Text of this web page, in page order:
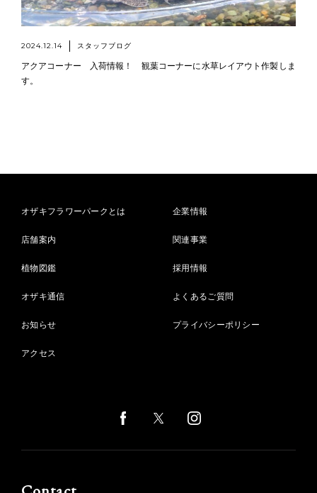
2024.12.14 スタッフブログ
アクアコーナー 入荷情報！ 観葉コーナーに水草レイアウト作製しま
す。
オザキフラワーパークとは
店舗案内
植物図鑑
オザキ通信
お知らせ
アクセス
企業情報
関連事業
採用情報
よくあるご質問
プライバシーポリシー